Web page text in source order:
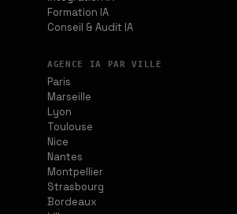
Formation IA
Conseil & Audit IA
AGENCE IA PAR VILLE
Paris
Marseille
Lyon
Toulouse
Nice
Nantes
Montpellier
Strasbourg
Bordeaux